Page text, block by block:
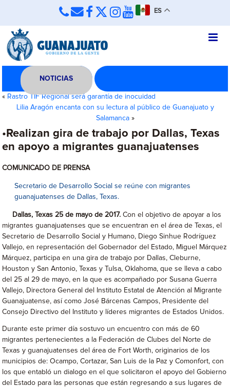
ES
NOTICIAS
« Rastro TIF Regional será garantía de inocuidad
Lilia Aragón encanta con su lectura al público de Guanajuato y
Salamanca»
•Realizan gira de trabajo por Dallas, Texas
en apoyo a migrantes guanajuatenses
COMUNICADO DE PRENSA
Secretario de Desarrollo Social se reúne con migrantes
guanajuatenses de Dallas, Texas.
Dallas, Texas 25 de mayo de 2017.Con el objetivo de apoyar a los
migrantes guanajuatenses que se encuentran en el área de Texas, el
Secretario de Desarrollo Social y Humano, Diego Sinhue Rodríguez
Vallejo, en representación del Gobernador del Estado, Miguel Márquez
Márquez, participa en una gira de trabajo por Dallas, Cleburne,
Houston y San Antonio, Texas y Tulsa, Oklahoma, que se lleva a cabo
del 25 al 29 de mayo, en la que es acompañado por Susana Guerra
Vallejo, Directora General del Instituto Estatal de Atención al Migrante
Guanajuatense, así como José Bárcenas Campos, Presidente del
Consejo Directivo del Instituto y líderes migrantes de Estados Unidos.
Durante este primer día sostuvo un encuentro con más de 60
migrantes pertenecientes a la Federación de Clubes del Norte de
Texas y guanajuatenses del área de Fort Worth, originarios de los
municipios de: Ocampo, Cortazar, San Luis de la Paz y Comonfort, con
los que entabló un dialogo en el que solicitaron el apoyo del Gobierno
del Estado para las personas que están regresando a sus lugares de